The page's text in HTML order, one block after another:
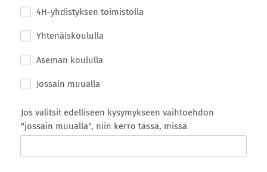
4H-yhdistyksen toimistolla
Yhtenäiskoululla
Aseman koululla
Jossain muualla
Jos valitsit edelliseen kysymykseen vaihtoehdon
"jossain muualla", niin kerro tässä, missä